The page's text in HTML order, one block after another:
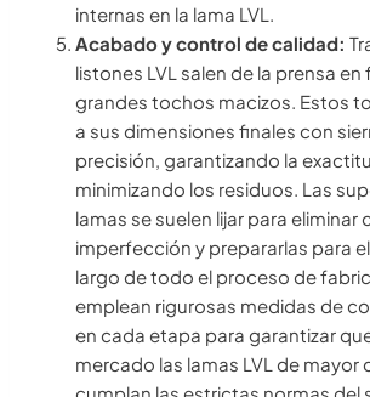
internas en la lama LVL.
Acabado y control de calidad:
listones LVL salen de la prensa
grandes tochos macizos. Estos
a sus dimensiones finales con
precisión, garantizando la
minimizando los residuos. Las
lamas se suelen lijar para eliminar
imperfección y prepararlas para
largo de todo el proceso de
emplean rigurosas medidas de
en cada etapa para garantizar
mercado las lamas LVL de mayor
cumplan las estrictas normas del